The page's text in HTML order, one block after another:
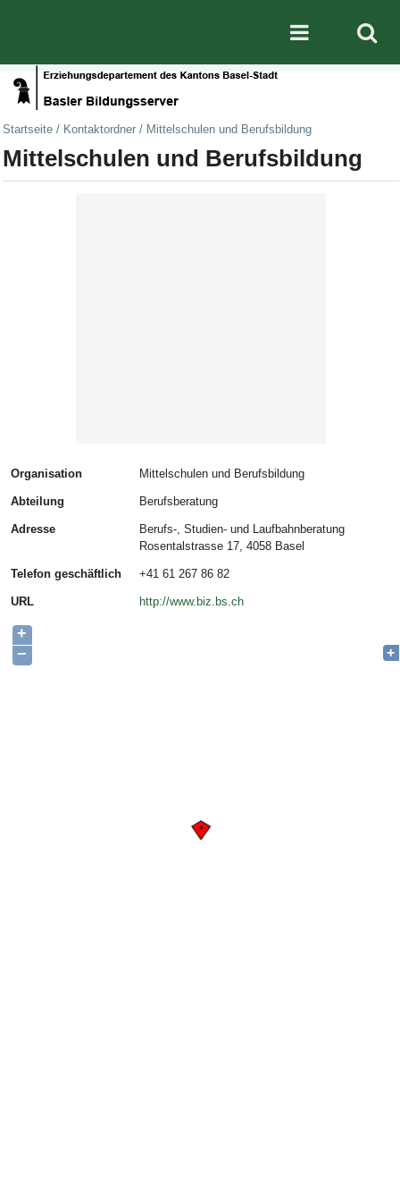
Mobile
Startseite / Kontaktordner / Mittelschulen und Berufsbildung
Mittelschulen und Berufsbildung
Organisation Mittelschulen und Berufsbildung
Abteilung Berufsberatung
Adresse
Berufs-, Studien- und Laufbahnberatung
Rosentalstrasse 17, 4058 Basel
Telefon geschäftlich +41 61 267 86 82
URL http://www.biz.bs.ch
+
−